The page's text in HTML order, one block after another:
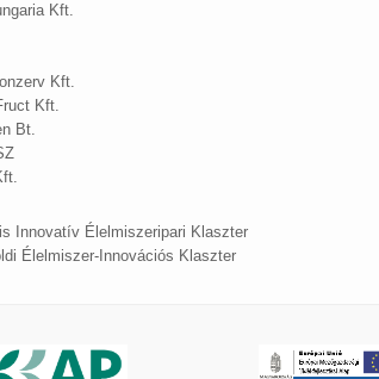
Kft.
Kft.
Kft.
Bt.
Innovatív Élelmiszeripari Klaszter
Élelmiszer-Innovációs Klaszter